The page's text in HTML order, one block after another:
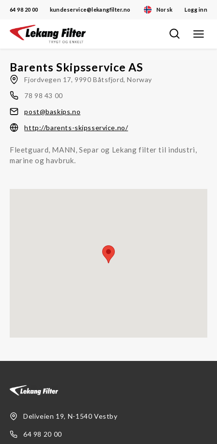
Norsk Logg inn
64 98 20 00 kundeservice@lekangfilter.no
Skip
content
Toggle
Barents Skipsservice AS
Fjordvegen 17, 9990 Båtsfjord, Norway
78 98 43 00
post@baskips.no
http://barents-skipsservice.no/
Fleetguard, MANN, Separ og Lekang filter til industri,
marine og havbruk.
Deliveien 19, N-1540 Vestby
64 98 20 00